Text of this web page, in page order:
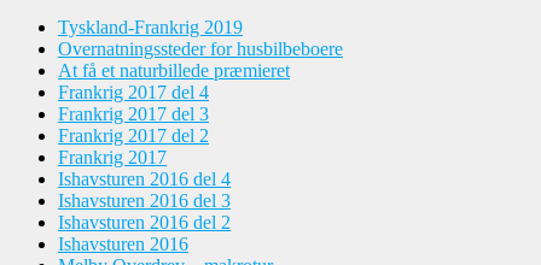
Tyskland-Frankrig 2019
Overnatningssteder for husbilbeboere
At få et naturbillede præmieret
Frankrig 2017 del 4
Frankrig 2017 del 3
Frankrig 2017 del 2
Frankrig 2017
Ishavsturen 2016 del 4
Ishavsturen 2016 del 3
Ishavsturen 2016 del 2
Ishavsturen 2016